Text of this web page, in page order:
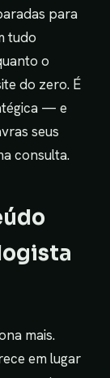
para
tudo
o
do zero. É
— e
seus
consulta.
mais.
em lugar